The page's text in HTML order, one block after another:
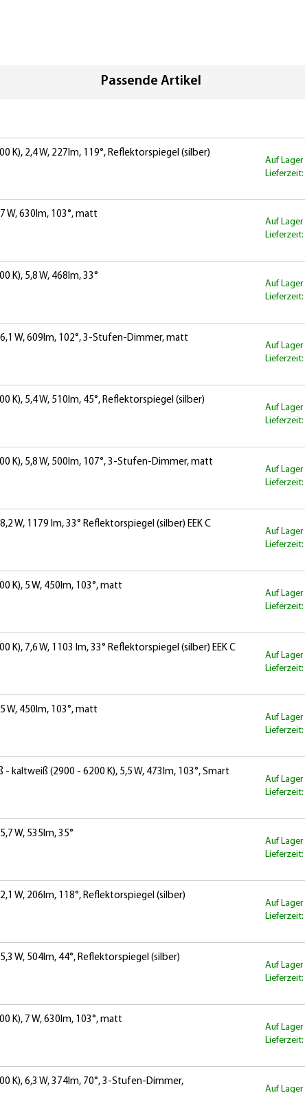
Passende Artikel
K), 2,4 W, 227lm, 119°, Reflektorspiegel (silber)
Auf Lager
W, 630lm, 103°, matt
Auf Lager
K), 5,8 W, 468lm, 33°
Auf Lager
W, 609lm, 102°, 3-Stufen-Dimmer, matt
Auf Lager
K), 5,4 W, 510lm, 45°, Reflektorspiegel (silber)
Auf Lager
K), 5,8 W, 500lm, 107°, 3-Stufen-Dimmer, matt
Auf Lager
W, 1179 lm, 33° Reflektorspiegel (silber) EEK C
Auf Lager
K), 5 W, 450lm, 103°, matt
Auf Lager
K), 7,6 W, 1103 lm, 33° Reflektorspiegel (silber) EEK C
Auf Lager
W, 450lm, 103°, matt
Auf Lager
kaltweiß (2900 - 6200 K), 5,5 W, 473lm, 103°, Smart
Auf Lager
W, 535lm, 35°
Auf Lager
W, 206lm, 118°, Reflektorspiegel (silber)
Auf Lager
W, 504lm, 44°, Reflektorspiegel (silber)
Auf Lager
K), 7 W, 630lm, 103°, matt
Auf Lager
K), 6,3 W, 374lm, 70°, 3-Stufen-Dimmer,
Auf Lager